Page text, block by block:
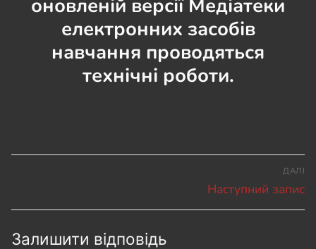
оновленій версії Медіатеки
електронних засобів
навчання проводяться
технічні роботи.
ДАЛІ
Наступний запис
Залишити відповідь